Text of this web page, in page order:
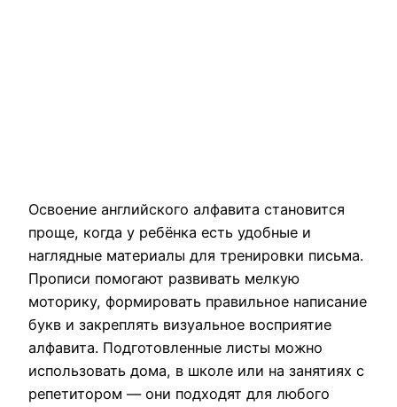
Освоение английского алфавита становится
проще, когда у ребёнка есть удобные и
наглядные материалы для тренировки письма.
Прописи помогают развивать мелкую
моторику, формировать правильное написание
букв и закреплять визуальное восприятие
алфавита. Подготовленные листы можно
использовать дома, в школе или на занятиях с
репетитором — они подходят для любого